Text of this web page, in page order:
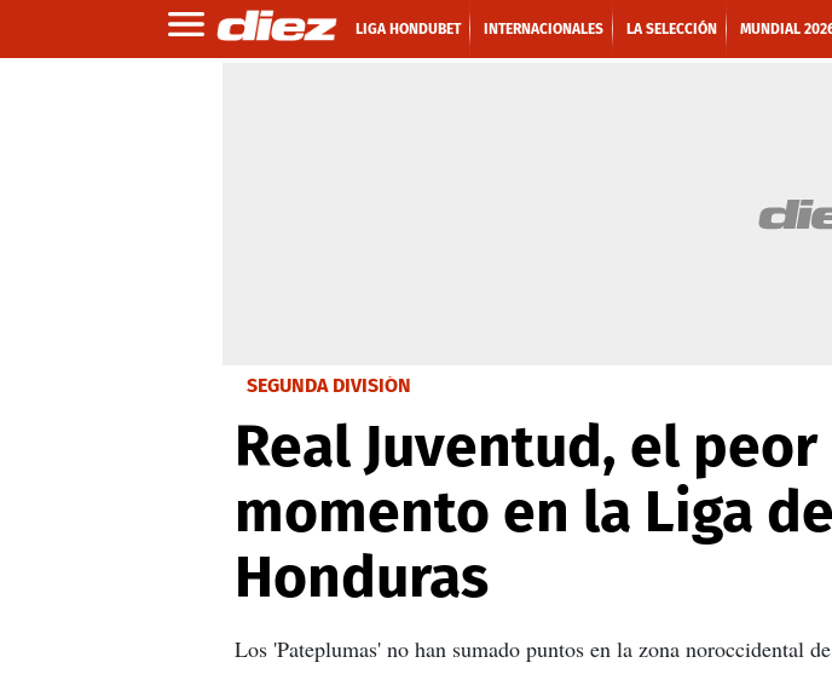
LIGA HONDUBET INTERNACIONALES LA SELECCIÓN MUNDIAL
SEGUNDA DIVISIÓN
Real Juventud, el
momento en la Liga
Honduras
Los 'Pateplumas' no han sumado puntos en la zona noroccidental